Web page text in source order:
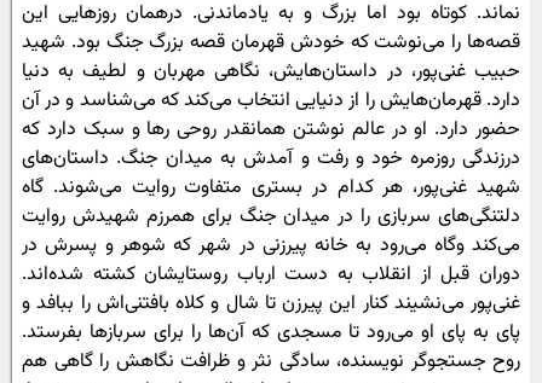
نماند. کوتاه بود اما بزرگ و به یادماندنی. درهمان روزهایی این
قصه‌ها را می‌نوشت که خودش قهرمان قصه بزرگ جنگ بود. شهید
حبیب غنی‌پور، در داستان‌هایش، نگاهی مهربان و لطیف به دنیا
دارد. قهرمان‌هایش را از دنیایی انتخاب می‌کند که می‌شناسد و در آن
حضور دارد. او در عالم نوشتن همانقدر روحی‌‌‌ رها و سبک دارد که
درزندگی روزمره خود و رفت و آمدش به میدان جنگ. داستان‌های
شهید غنی‌پور، هر کدام در بستری متفاوت روایت می‌شوند. ‌گاه
دلتنگی‌های سربازی را در میدان جنگ برای همرزم شهیدش روایت
می‌کند و‌گاه می‌رود به خانه پیرزنی در شهر که شوهر و پسرش در
دوران قبل از انقلاب به دست ارباب روستایشان کشته‌ شده‌اند.
غنی‌پور می‌نشیند کنار این پیرزن تا شال و کلاه بافتنی‌اش را ببافد و
پای به پای او می‌رود تا مسجدی که آن‌ها را برای سرباز‌ها بفرستد.
روح جستجوگر نویسنده، سادگی نثر و ظرافت نگاهش را گاهی هم